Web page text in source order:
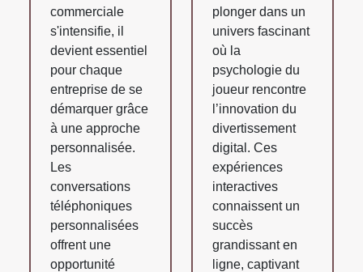
commerciale
s'intensifie, il
devient essentiel
pour chaque
entreprise de se
démarquer grâce
à une approche
personnalisée.
Les
conversations
téléphoniques
personnalisées
offrent une
opportunité
plonger dans un
univers fascinant
où la
psychologie du
joueur rencontre
l’innovation du
divertissement
digital. Ces
expériences
interactives
connaissent un
succès
grandissant en
ligne, captivant